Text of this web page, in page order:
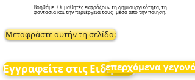
Βοηθάμε Οι μαθητές εκφράζουν τη δημιουργικότητα, τη
φαντασία και την περιέργειά τους μέσα από την ποίηση.
Μεταφράστε αυτήν τη σελίδα:
Εγγραφείτε στις Ειδήσεις
επερχόμενα